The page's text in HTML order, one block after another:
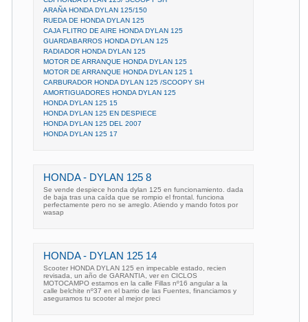
ARAÑA HONDA DYLAN 125/150
RUEDA DE HONDA DYLAN 125
CAJA FLITRO DE AIRE HONDA DYLAN 125
GUARDABARROS HONDA DYLAN 125
RADIADOR HONDA DYLAN 125
MOTOR DE ARRANQUE HONDA DYLAN 125
MOTOR DE ARRANQUE HONDA DYLAN 125 1
CARBURADOR HONDA DYLAN 125 /SCOOPY SH
AMORTIGUADORES HONDA DYLAN 125
HONDA DYLAN 125 15
HONDA DYLAN 125 EN DESPIECE
HONDA DYLAN 125 DEL 2007
HONDA DYLAN 125 17
HONDA - DYLAN 125 8
Se vende despiece honda dylan 125 en funcionamiento. dada
de baja tras una caída que se rompio el frontal. funciona
perfectamente pero no se arreglo. Atiendo y mando fotos por
wasap
HONDA - DYLAN 125 14
Scooter HONDA DYLAN 125 en impecable estado, recien
revisada, un año de GARANTIA, ver en CICLOS
MOTOCAMPO estamos en la calle Fillas nº16 angular a la
calle belchite nº37 en el barrio de las Fuentes, financiamos y
aseguramos tu scooter al mejor preci